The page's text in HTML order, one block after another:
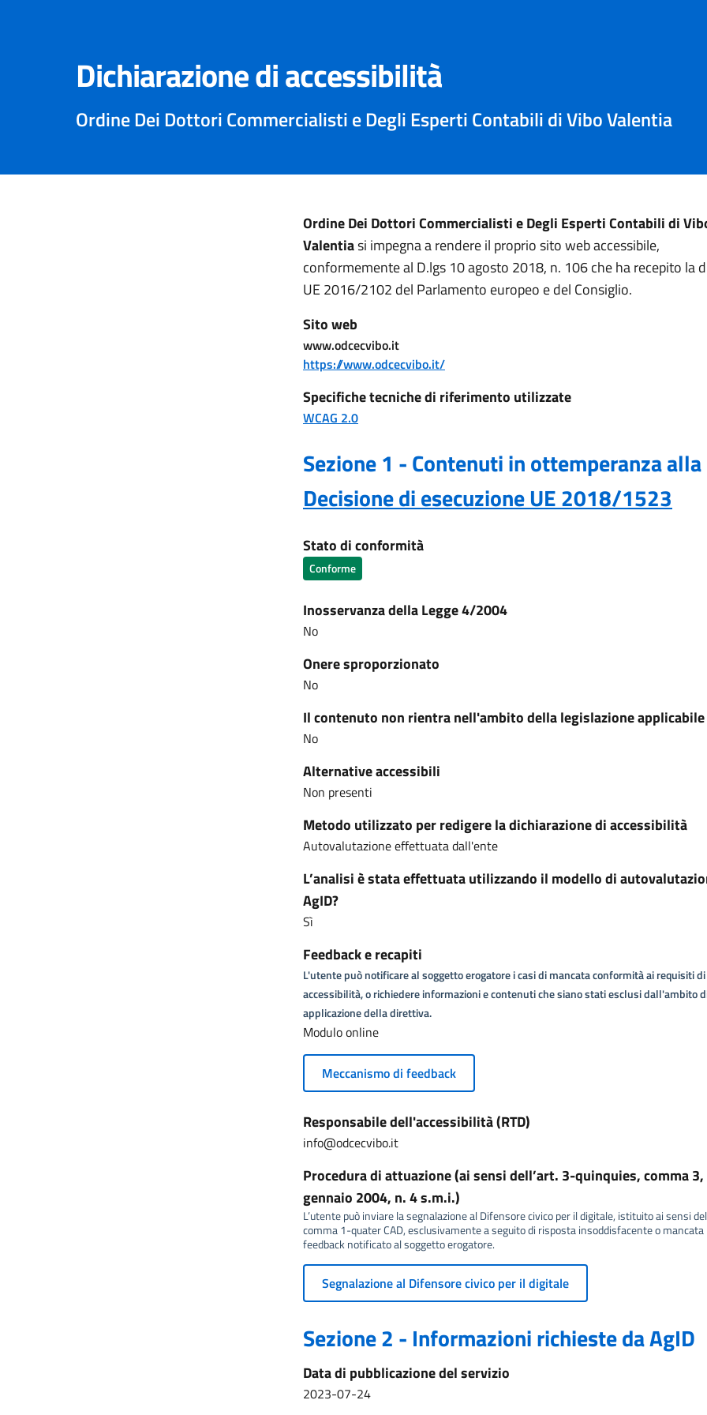
Dichiarazione di accessibilità
Ordine Dei Dottori Commercialisti e Degli Esperti Contabili di Vibo Valentia
Ordine Dei Dottori Commercialisti e Degli Esperti Contabili di
Valentiasi impegna a rendere il proprio sito web accessibile,
conformemente al D.lgs 10 agosto 2018, n. 106 che ha recepito la
UE 2016/2102 del Parlamento europeo e del Consiglio.
Sito web
www.odcecvibo.it
https://www.odcecvibo.it/
Specifiche tecniche di riferimento utilizzate
WCAG 2.0
Sezione 1 - Contenuti in ottemperanza alla
Decisione di esecuzione UE 2018/1523
Stato di conformità
Conforme
Inosservanza della Legge 4/2004
No
Onere sproporzionato
No
Il contenuto non rientra nell'ambito della legislazione applicabile
No
Alternative accessibili
Non presenti
Metodo utilizzato per redigere la dichiarazione di accessibilità
Autovalutazione effettuata dall'ente
L’analisi è stata effettuata utilizzando il modello di
AgID?
Sì
Feedback e recapiti
L'utente può notificare al soggetto erogatore i casi di mancata conformità ai requisiti di
accessibilità, o richiedere informazioni e contenuti che siano stati esclusi dall'ambito
applicazione della direttiva.
Modulo online
Meccanismo di feedback
Responsabile dell'accessibilità (RTD)
info@odcecvibo.it
Procedura di attuazione (ai sensi dell’art. 3-quinquies, comma 3,
gennaio 2004, n. 4 s.m.i.)
L’utente può inviare la segnalazione al Difensore civico per il digitale, istituito ai sensi
comma 1-quater CAD, esclusivamente a seguito di risposta insoddisfacente o
feedback notificato al soggetto erogatore.
Segnalazione al Difensore civico per il digitale
Sezione 2 - Informazioni richieste da AgID
Data di pubblicazione del servizio
2023-07-24